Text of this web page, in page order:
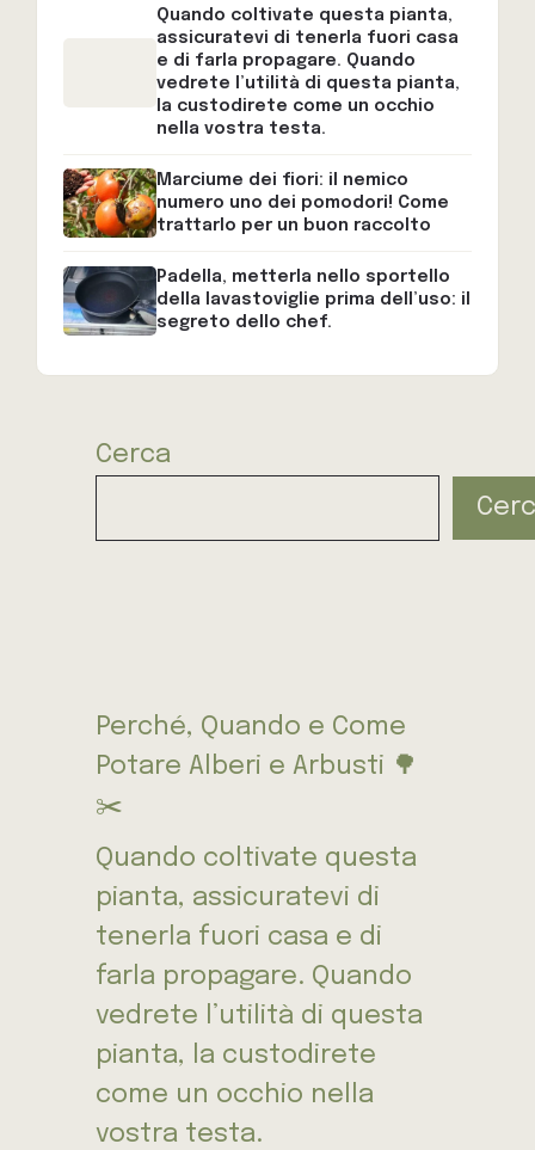
Quando coltivate questa pianta,
assicuratevi di tenerla fuori casa
e di farla propagare. Quando
vedrete l’utilità di questa pianta,
la custodirete come un occhio
nella vostra testa.
Marciume dei fiori: il nemico
numero uno dei pomodori! Come
trattarlo per un buon raccolto
Padella, metterla nello sportello
della lavastoviglie prima dell’uso: il
segreto dello chef.
Cerca
Perché, Quando e Come
Potare Alberi e Arbusti 🌳
✂️
Quando coltivate questa
pianta, assicuratevi di
tenerla fuori casa e di
farla propagare. Quando
vedrete l’utilità di questa
pianta, la custodirete
come un occhio nella
vostra testa.